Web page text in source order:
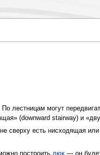
лестницам могут
(downward stairway) и
есть нисходящая
построить люк— он будет